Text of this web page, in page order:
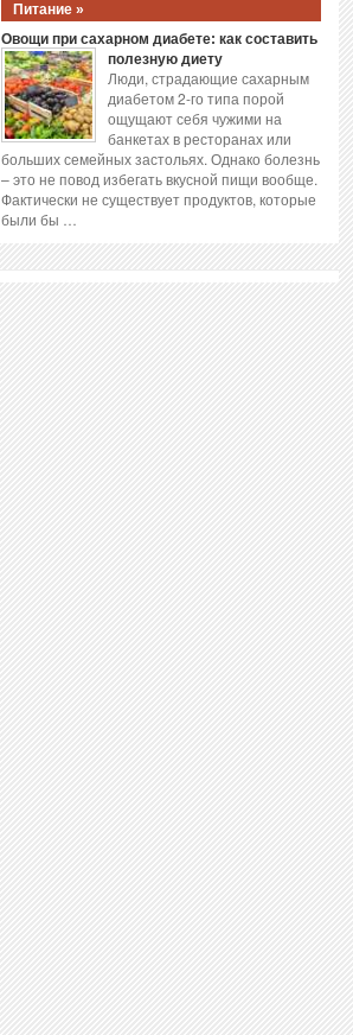
Питание »
Овощи при сахарном диабете: как составить
полезную диету
Люди, страдающие сахарным
диабетом 2-го типа порой
ощущают себя чужими на
банкетах в ресторанах или
больших семейных застольях. Однако болезнь
– это не повод избегать вкусной пищи вообще.
Фактически не существует продуктов, которые
были бы …